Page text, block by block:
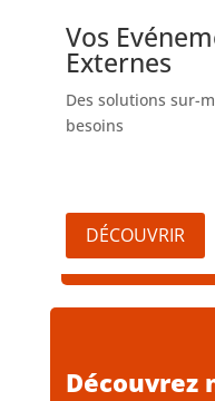
Vos
Externes
Des solutions sur-
besoins
DÉCOUVRIR
Découvrez